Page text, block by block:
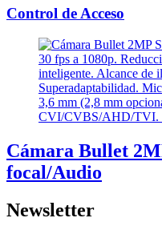
Control de Acceso
Cámara Bullet
focal/Audio
Newsletter